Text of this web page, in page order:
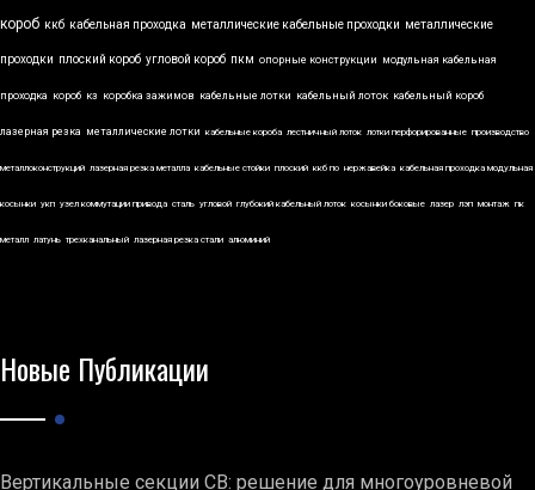
короб ккб кабельная проходка металлические кабельные проходки металлические
проходки плоский короб угловой короб пкм опорные конструкции модульная кабельная
проходка короб кз коробка зажимов кабельные лотки кабельный лоток кабельный короб
лазерная резка металлические лотки кабельные короба лестничный лоток лотки перфорированные производство
металлоконструкций лазерная резка металла кабельные стойки плоский ккб по нержавейка кабельная проходка модульная
косынки укп узел коммутации привода сталь угловой глубокий кабельный лоток косынки боковые лазер лэп монтаж пк
металл латунь трехканальный лазерная резка стали алюминий
Новые Публикации
Вертикальные секции СВ: решение для многоуровневой